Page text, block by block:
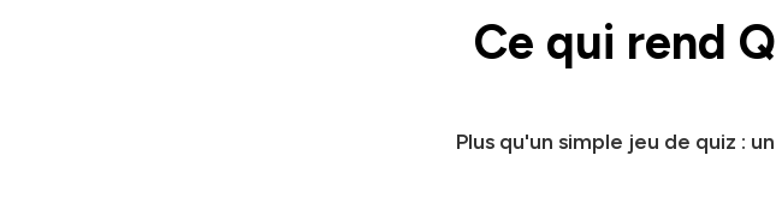
Ce qui rend
Plus qu'un simple jeu de quiz :